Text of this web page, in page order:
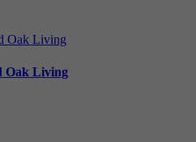
Oak Living